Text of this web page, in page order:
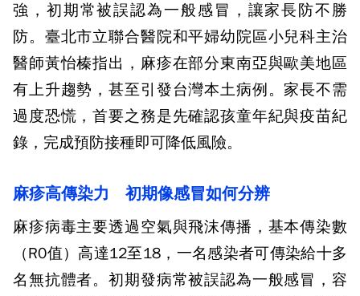
強，初期常被誤認為一般感冒，讓家長防不勝
防。臺北市立聯合醫院和平婦幼院區小兒科主治
醫師黃怡榛指出，麻疹在部分東南亞與歐美地區
有上升趨勢，甚至引發台灣本土病例。家長不需
過度恐慌，首要之務是先確認孩童年紀與疫苗紀
錄，完成預防接種即可降低風險。
麻疹高傳染力 初期像感冒如何分辨
麻疹病毒主要透過空氣與飛沫傳播，基本傳染數
（R0值）高達12至18，一名感染者可傳染給十多
名無抗體者。初期發病常被誤認為一般感冒，容